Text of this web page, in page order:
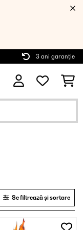
3 ani garanție
Se filtrează și sortare